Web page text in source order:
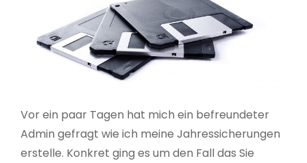
Vor ein paar Tagen hat mich ein befreundeter
Admin gefragt wie ich meine Jahressicherungen
erstelle. Konkret ging es um den Fall das Sie